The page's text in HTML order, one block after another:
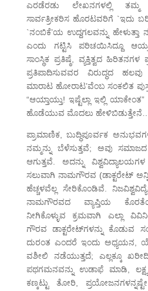
ಎರಡೆರಡು ಲೇಖನಗಳಲ್ಲಿ ತಮ್ಮ
ಸಾರ್ವತ್ರೀಕರಿಸ ಹೊರಟವರಿಗೆ `ಇದು
`ನಂಬಿಕೆ’ಯ ಉದ್ದಗಲವನ್ನು
ಎಂದು ಗಟ್ಟಿಸಿ ಪರಿಚಯಿಸಿದ್ದೂ
ಸಾಂಸ್ಥಿಕ ಪ್ರತಿಷ್ಠೆ, ವ್ಯಕ್ತಿತ್ವದ ಹಿರಿತನಗಳ
ಪ್ರತಿಪಾದಿಸುವವರ ವಿರುದ್ಧದ ಹಲವು
ಮಾರಾಟ ಹೋರಾಟ’ವೆಂಬ ಸಂಕಲಿತ
“ಆಯ್ತಾಯ್ತು! ಇಷ್ಟೆಲ್ಲಾ ಇಲ್ಲಿ
ಹೊಡೆಯುವ ಮೊದಲು
ಪ್ರಾಮಾಣಿಕ, ಬುದ್ಧಿಪೂರ್ವಕ
ನಮ್ಮನ್ನು ಬೆಳೆಸುತ್ತವೆ; ಅವು
ಆಗುತ್ತವೆ. ಅದನ್ನು
ಸಲುವಾಗಿ ನಾಮಗೌರವ (ಡಾಕ್ಟರೇಟ್
ಹೆಚ್ಚಳವೆಲ್ಲ ಸೇರಿಕೊಂಡಿವೆ.
ನಾಮಗೌರವದ ವ್ಯಾಪ್ತಿಯ
ನೀಗಿಕೊಳ್ಳುವ ಕ್ರಮವಾಗಿ ಎಲ್ಲಾ
ಗೌರವ ಡಾಕ್ಟರೇಟ್‌ಗಳನ್ನು ಕೊಡುವ
ದುರಂತ ಎಂದರೆ ಇಂದು ಅಧ್ಯಯನ,
ವಶೀಲಿ ನಡೆಯುತ್ತದೆ; ಎಲ್ಲಕ್ಕೂ
ಪಥಗಮನವನ್ನು ಉಡಾಫೆ ಮಾಡಿ,
ಕಣ್ಕಟ್ಟು ತೋರಿ,